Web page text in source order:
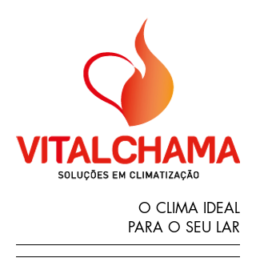
O CLIMA IDEAL
PARA O SEU LAR